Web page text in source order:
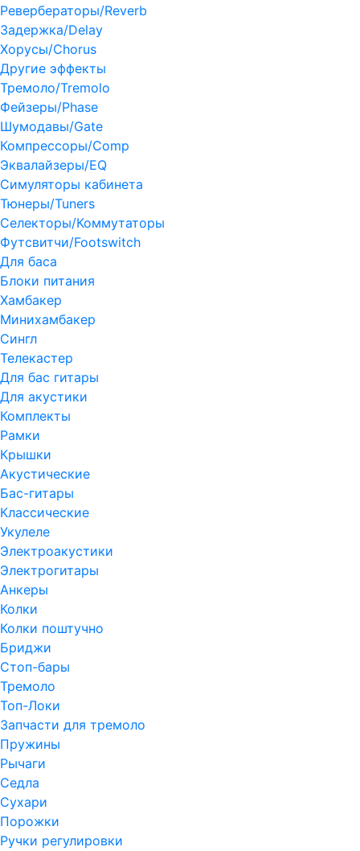
Ревербераторы/Reverb
Задержка/Delay
Хорусы/Chorus
Другие эффекты
Тремоло/Tremolo
Фейзеры/Phase
Шумодавы/Gate
Компрессоры/Comp
Эквалайзеры/EQ
Симуляторы кабинета
Тюнеры/Tuners
Селекторы/Коммутаторы
Футсвитчи/Footswitch
Для баса
Блоки питания
Хамбакер
Минихамбакер
Сингл
Телекастер
Для бас гитары
Для акустики
Комплекты
Рамки
Крышки
Акустические
Бас-гитары
Классические
Укулеле
Электроакустики
Электрогитары
Анкеры
Колки
Колки поштучно
Бриджи
Стоп-бары
Тремоло
Топ-Локи
Запчасти для тремоло
Пружины
Рычаги
Седла
Сухари
Порожки
Ручки регулировки